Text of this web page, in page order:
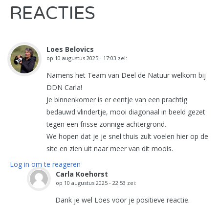
REACTIES
Loes Belovics
op 10 augustus 2025 - 17:03 zei:
Namens het Team van Deel de Natuur welkom bij
DDN Carla!
Je binnenkomer is er eentje van een prachtig
bedauwd vlindertje, mooi diagonaal in beeld gezet
tegen een frisse zonnige achtergrond.
We hopen dat je je snel thuis zult voelen hier op de
site en zien uit naar meer van dit moois.
Log in om te reageren
Carla Koehorst
op 10 augustus 2025 - 22:53 zei:
Dank je wel Loes voor je positieve reactie.